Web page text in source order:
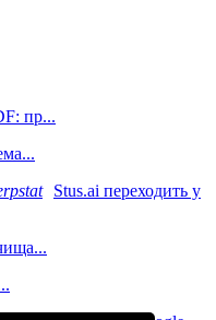
пр...
Stus.ai переходить у